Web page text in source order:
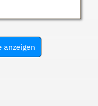
anzeigen